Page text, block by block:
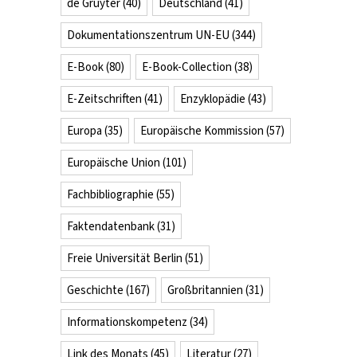
Dokumentationszentrum UN-EU (344)
E-Book(80) E-Book-Collection (38)
E-Zeitschriften (41) Enzyklopädie (43)
Europa (35) Europäische Kommission (57)
Europäische Union (101)
Fachbibliographie (55)
Faktendatenbank(31)
Freie Universität Berlin (51)
Geschichte (167) Großbritannien (31)
Informationskompetenz (34)